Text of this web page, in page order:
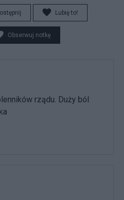
Lubię to!
Obserwuj notkę
rządu. Duży ból